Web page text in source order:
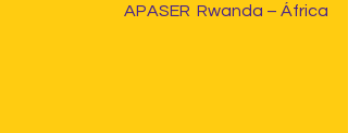
APASER  Rwanda – África